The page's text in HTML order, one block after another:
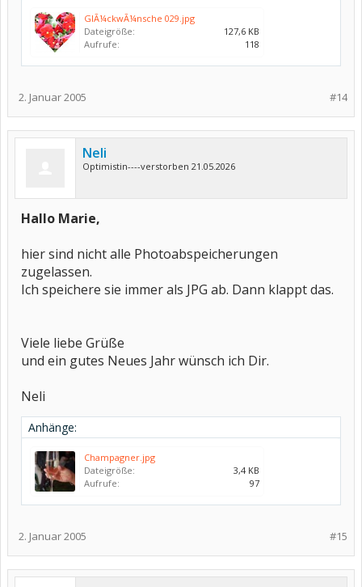
GlÃ¼ckwÃ¼nsche 029.jpg
Dateigröße:
127,6 KB
Aufrufe:
118
#14
2. Januar 2005
Neli
Optimistin----verstorben 21.05.2026
Hallo Marie,
hier sind nicht alle Photoabspeicherungen
zugelassen.
Ich speichere sie immer als JPG ab. Dann klappt das.
Viele liebe Grüße
und ein gutes Neues Jahr wünsch ich Dir.
Neli
Anhänge:
Champagner.jpg
Dateigröße:
3,4 KB
Aufrufe:
97
#15
2. Januar 2005